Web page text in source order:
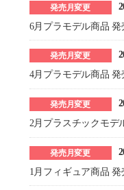
発売月変更
6月プラモデル商品
発売月変更
4月プラモデル商品
発売月変更
2月プラスチックモデ
発売月変更
1月フィギュア商品